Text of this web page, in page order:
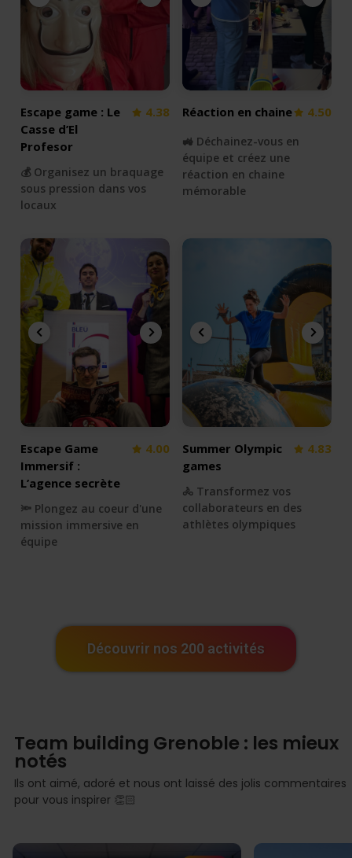
Escape game : Le
Casse d’El
Profesor
4.38
💰 Organisez un braquage
sous pression dans vos
locaux
Réaction en chaine 4.50
🚜 Déchainez-vous en
équipe et créez une
réaction en chaine
mémorable
Escape Game
Immersif :
L’agence secrète
4.00
🔦 Plongez au coeur d'une
mission immersive en
équipe
Summer Olympic
games
4.83
🚴 Transformez vos
collaborateurs en des
athlètes olympiques
Découvrir nos 200 activités
Team building Grenoble : les mieux
notés
Ils ont aimé, adoré et nous ont laissé des jolis commentaires
pour vous inspirer 👏🏻